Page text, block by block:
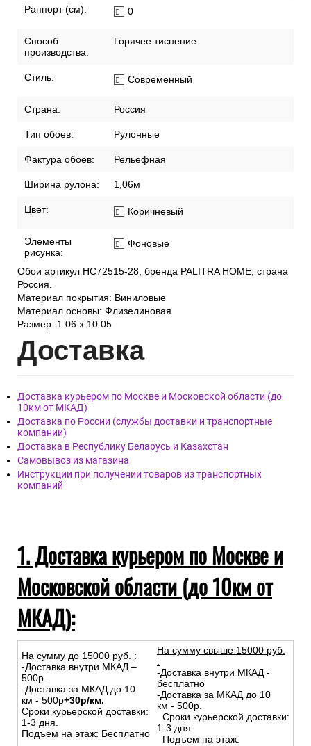
Раппорт (см): 0
Способ
производства:
Горячее тиснение
Стиль: Современный
Страна: Россия
Тип обоев: Рулонные
Фактура обоев: Рельефная
Ширина рулона: 1,06м
Цвет: Коричневый
Элементы
рисунка:
Фоновые
Обои артикул HC72515-28, бренда PALITRA HOME, страна
Россия.
Материал покрытия: Виниловые
Материал основы: Флизелиновая
Размер: 1.06 x 10.05
Доставка
Доставка курьером по Москве и Московской области (до
10км от МКАД)
Доставка по России (службы доставки и транспортные
компании)
Доставка в Республику Беларусь и Казахстан
Самовывоз из магазина
Инструкции при получении товаров из транспортных
компаний
1. Доставка курьером по Москве и
Московской области (до 10км от
МКАД):
На сумму до 15000 руб. :
-Доставка внутри МКАД –
500р.
-Доставка за МКАД до 10
км - 500р+30р/км.
Сроки курьерской доставки:
1-3 дня.
Подъем на этаж: Бесплатно
На сумму свыше 15000 руб.
:
-Доставка внутри МКАД -
бесплатно
-Доставка за МКАД до 10
км - 500р.
Сроки курьерской доставки:
1-3 дня.
Подъем на этаж: